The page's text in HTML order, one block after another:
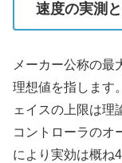
速度の実測
メーカー公称の最
理想値を指します
ェイスの上限は理
コントローラのオ
により実効は概ね